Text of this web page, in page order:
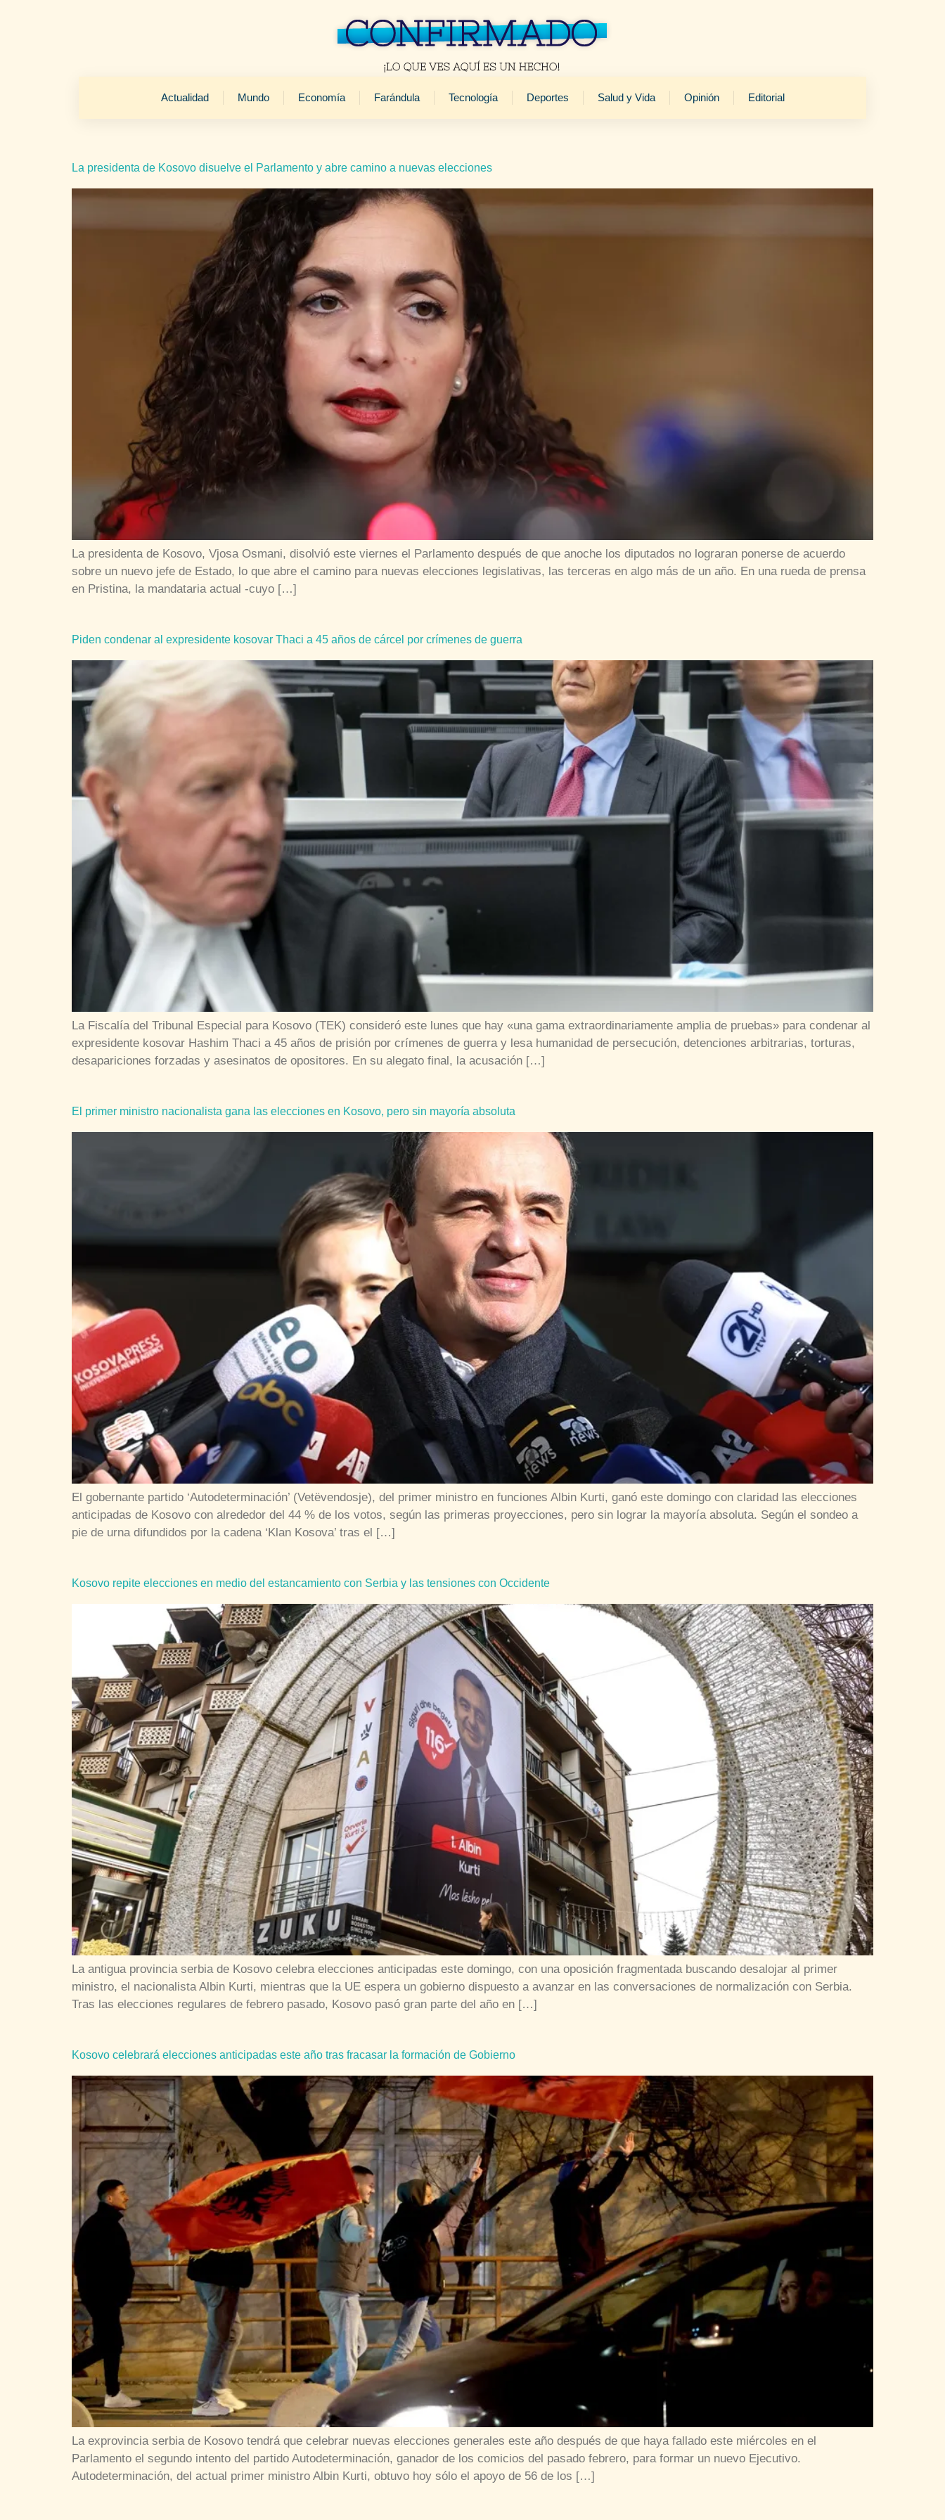
Actualidad Mundo Economía Farándula Tecnología Deportes Salud y Vida Opinión Editorial
La presidenta de Kosovo disuelve el Parlamento y abre camino a nuevas elecciones
La presidenta de Kosovo, Vjosa Osmani, disolvió este viernes el Parlamento después de que anoche los diputados no lograran ponerse de acuerdo
sobre un nuevo jefe de Estado, lo que abre el camino para nuevas elecciones legislativas, las terceras en algo más de un año. En una rueda de prensa
en Pristina, la mandataria actual -cuyo […]
Piden condenar al expresidente kosovar Thaci a 45 años de cárcel por crímenes de guerra
La Fiscalía del Tribunal Especial para Kosovo (TEK) consideró este lunes que hay «una gama extraordinariamente amplia de pruebas» para condenar al
expresidente kosovar Hashim Thaci a 45 años de prisión por crímenes de guerra y lesa humanidad de persecución, detenciones arbitrarias, torturas,
desapariciones forzadas y asesinatos de opositores. En su alegato final, la acusación […]
El primer ministro nacionalista gana las elecciones en Kosovo, pero sin mayoría absoluta
El gobernante partido ‘Autodeterminación’ (Vetëvendosje), del primer ministro en funciones Albin Kurti, ganó este domingo con claridad las elecciones
anticipadas de Kosovo con alrededor del 44 % de los votos, según las primeras proyecciones, pero sin lograr la mayoría absoluta. Según el sondeo a
pie de urna difundidos por la cadena ‘Klan Kosova’ tras el […]
Kosovo repite elecciones en medio del estancamiento con Serbia y las tensiones con Occidente
La antigua provincia serbia de Kosovo celebra elecciones anticipadas este domingo, con una oposición fragmentada buscando desalojar al primer
ministro, el nacionalista Albin Kurti, mientras que la UE espera un gobierno dispuesto a avanzar en las conversaciones de normalización con Serbia.
Tras las elecciones regulares de febrero pasado, Kosovo pasó gran parte del año en […]
Kosovo celebrará elecciones anticipadas este año tras fracasar la formación de Gobierno
La exprovincia serbia de Kosovo tendrá que celebrar nuevas elecciones generales este año después de que haya fallado este miércoles en el
Parlamento el segundo intento del partido Autodeterminación, ganador de los comicios del pasado febrero, para formar un nuevo Ejecutivo.
Autodeterminación, del actual primer ministro Albin Kurti, obtuvo hoy sólo el apoyo de 56 de los […]